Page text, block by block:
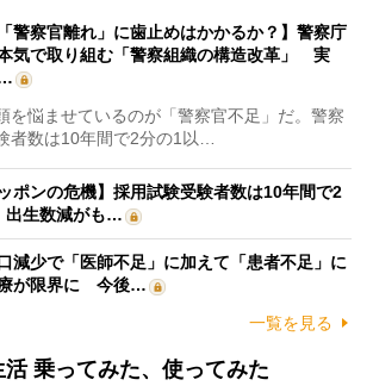
「警察官離れ」に歯止めはかかるか？】警察庁
気で取り組む「警察組織の構造改革」 実
悩ませているのが「警察官不足」だ。警察
者数は10年間で2分の1以…
ポンの危機】採用試験受験者数は10年間で2
生数減がも…
減少で「医師不足」に加えて「患者不足」に
療が限界に 今後…
一覧を見る
乗ってみた、使ってみた